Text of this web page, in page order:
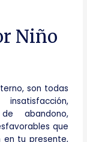
Niño
son todas
abandono,
que
en tu presente,